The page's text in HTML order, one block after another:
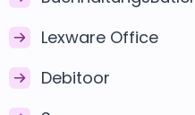
Lexware Office
Debitoor